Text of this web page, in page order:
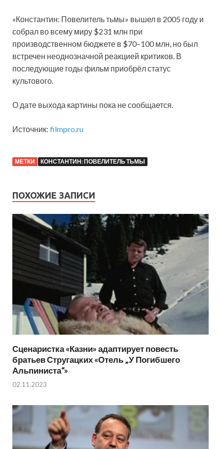
«Константин: Повелитель тьмы» вышел в 2005 году и
собрал во всему миру $231 млн при
производственном бюджете в $70–100 млн, но был
встречен неоднозначной реакцией критиков. В
последующие годы фильм приобрёл статус
культового.
О дате выхода картины пока не сообщается.
Источник: filmpro.ru
МЕТКИ КОНСТАНТИН: ПОВЕЛИТЕЛЬ ТЬМЫ
ПОХОЖИЕ ЗАПИСИ
Сценаристка «Казни» адаптирует повесть
братьев Стругацких «Отель „У Погибшего
Альпиниста“»
02.11.2023